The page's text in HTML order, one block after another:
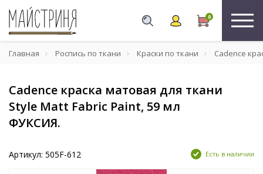
0
Главная Роспись по ткани Краски по ткани Cadence
Cadence краска матовая для ткани
Style Matt Fabric Paint, 59 мл
ФУКСИЯ.
Артикул: 505F-612 Есть в наличии